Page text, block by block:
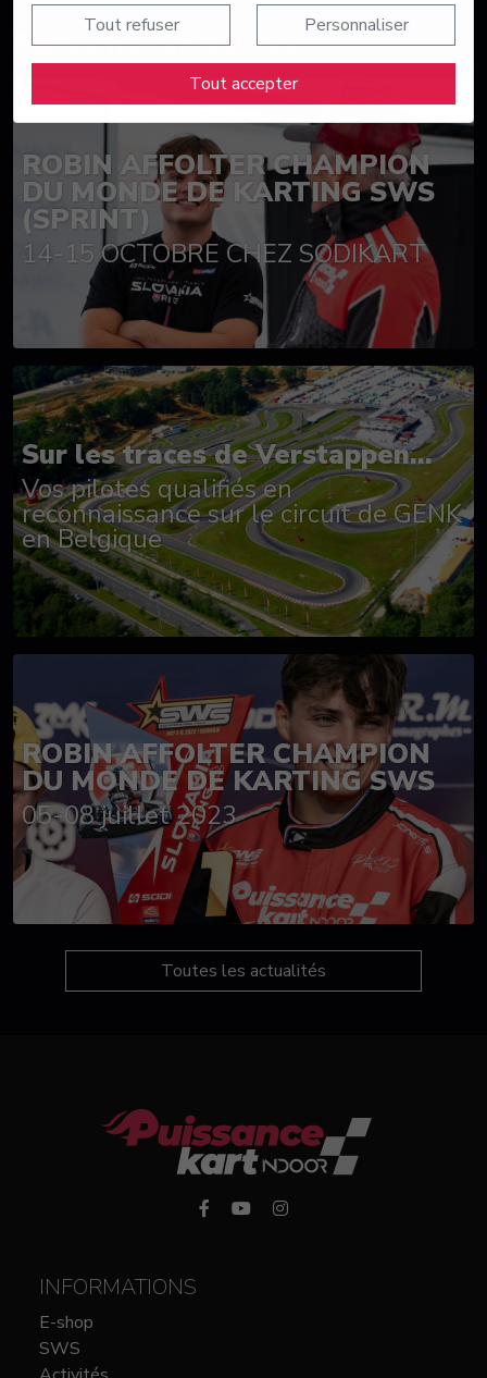
Tout refuser Personnaliser
Tout accepter
Suivez nos actualités
ROBIN AFFOLTER CHAMPION
DU MONDE DE KARTING SWS
(SPRINT)
14-15 OCTOBRE CHEZ SODIKART
Sur les traces de Verstappen...
Vos pilotes qualifiés en
reconnaissance sur le circuit de GENK
en Belgique
ROBIN AFFOLTER CHAMPION
DU MONDE DE KARTING SWS
05-08 juillet 2023
Toutes les actualités
INFORMATIONS
E-shop
SWS